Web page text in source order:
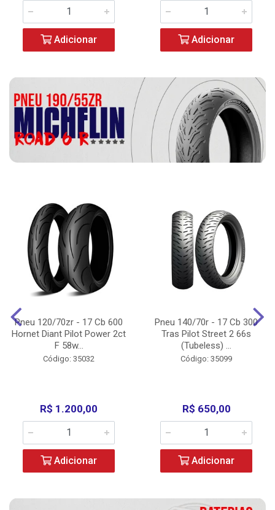
Adicionar Adicionar
Pneu 120/70zr - 17 Cb 600
Hornet Diant Pilot Power 2ct
F 58w...
Código: 35032
R$ 1.200,00
Adicionar
Pneu 140/70r - 17 Cb 300
Tras Pilot Street 2 66s
(Tubeless) ...
Código: 35099
R$ 650,00
Adicionar